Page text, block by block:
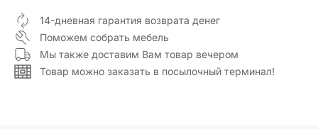
14-дневная гарантия возврата денег
Поможем собрать мебель
Мы также доставим Вам товар вечером
Товар можно заказать в посылочный терминал!